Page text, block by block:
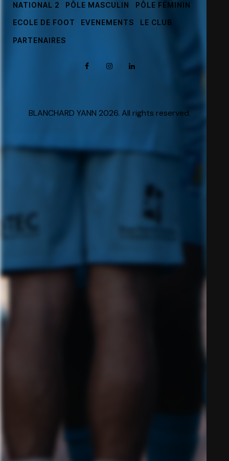
NATIONAL 2 PÔLE MASCULIN PÔLE FÉMININ
ECOLE DE FOOT EVENEMENTS LE CLUB
PARTENAIRES
BLANCHARD YANN 2026. All rights reserved.